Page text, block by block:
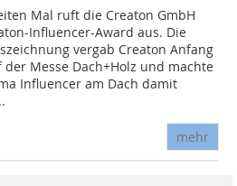
Mal ruft die Creaton GmbH
Influencer-Award aus. Die
vergab Creaton Anfang
der Messe Dach+Holz und machte
Influencer am Dach damit
mehr